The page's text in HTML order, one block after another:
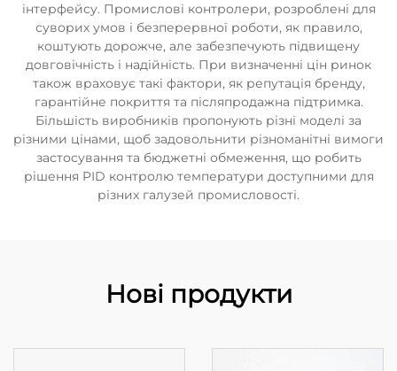
інтерфейсу. Промислові контролери, розроблені для
суворих умов і безперервної роботи, як правило,
коштують дорожче, але забезпечують підвищену
довговічність і надійність. При визначенні цін ринок
також враховує такі фактори, як репутація бренду,
гарантійне покриття та післяпродажна підтримка.
Більшість виробників пропонують різні моделі за
різними цінами, щоб задовольнити різноманітні вимоги
застосування та бюджетні обмеження, що робить
рішення PID контролю температури доступними для
різних галузей промисловості.
Нові продукти